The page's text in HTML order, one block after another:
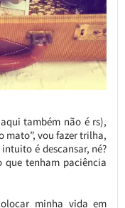
também não é rs),
mato”, vou fazer trilha,
é descansar, né?
tenham paciência
minha vida em